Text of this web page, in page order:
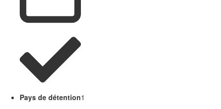
Pays de détention1